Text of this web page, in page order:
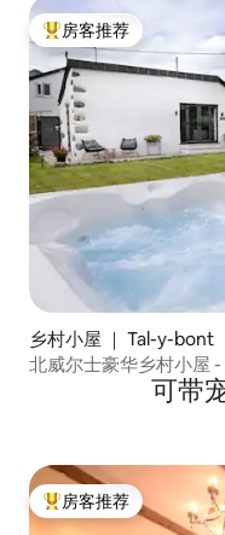
热门「房客推荐」
房客推荐
乡村小屋 ｜ Tal-y-bont
北威尔士豪华乡村小屋
可带
热门「房客推荐」
房客推荐